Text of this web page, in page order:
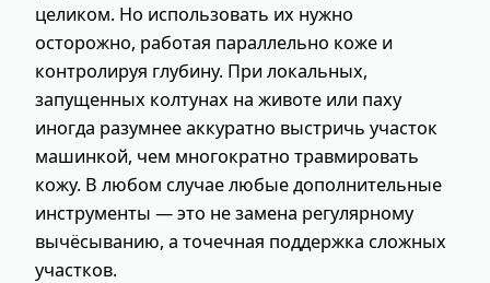
целиком. Но использовать их нужно
осторожно, работая параллельно коже и
контролируя глубину. При локальных,
запущенных колтунах на животе или паху
иногда разумнее аккуратно выстричь участок
машинкой, чем многократно травмировать
кожу. В любом случае любые дополнительные
инструменты — это не замена регулярному
вычёсыванию, а точечная поддержка сложных
участков.